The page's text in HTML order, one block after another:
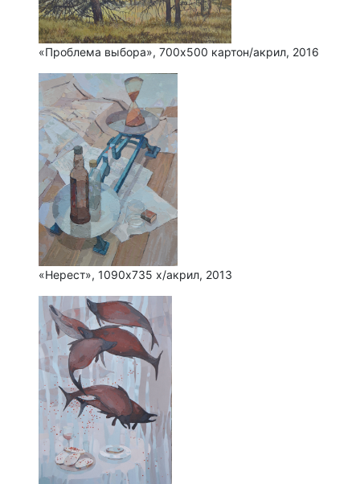
«Проблема выбора», 700х500 картон/акрил, 2016
«Нерест», 1090х735 х/акрил, 2013